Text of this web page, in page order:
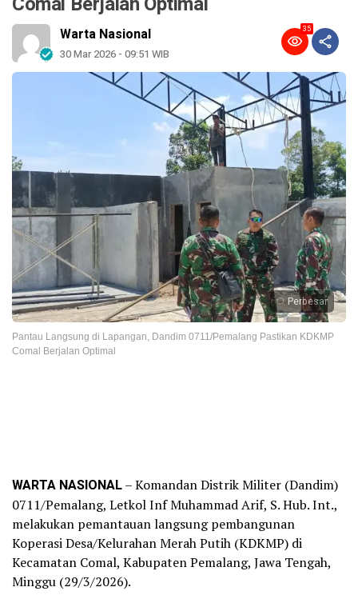
Warta Nasional
30 Mar 2026 - 09:51 WIB
35
Perbesar
Pantau Langsung di Lapangan, Dandim 0711/Pemalang Pastikan KDKMP
Comal Berjalan Optimal
WARTA NASIONAL– Komandan Distrik Militer (Dandim)
0711/Pemalang, Letkol Inf Muhammad Arif, S. Hub. Int.,
melakukan pemantauan langsung pembangunan
Koperasi Desa/Kelurahan Merah Putih (KDKMP) di
Kecamatan Comal, Kabupaten Pemalang, Jawa Tengah,
Minggu (29/3/2026).